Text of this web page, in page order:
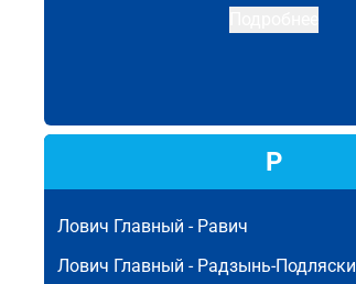
Р
Лович Главный - Равич
Лович Главный - Радзынь-Подляски